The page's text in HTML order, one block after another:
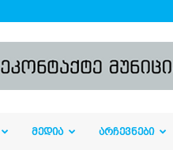
ᲛᲔᲓᲘᲐ ᲐᲠᲩᲔᲕᲜᲔᲑᲘ